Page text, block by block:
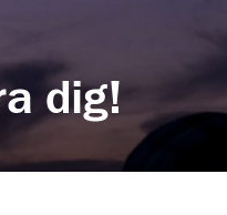
dig!